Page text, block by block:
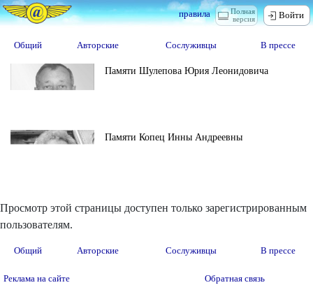
Полная
версия
правила Войти
Общий Авторские Сослуживцы В прессе
Памяти Шулепова Юрия Леонидовича
Памяти Копец Инны Андреевны
Просмотр этой страницы доступен только зарегистрированным
пользователям.
Общий Авторские Сослуживцы В прессе
Реклама на сайте Обратная связь